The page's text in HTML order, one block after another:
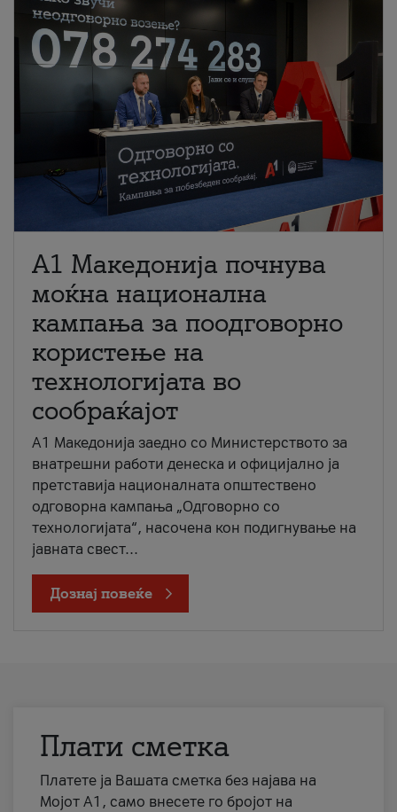
A1 Македонија почнува
моќна национална
кампања за поодговорно
користење на
технологијата во
сообраќајот
A1 Македонија заедно со Министерството за
внатрешни работи денеска и официјално ја
претставија националната општествено
одговорна кампања „Одговорно со
технологијата“, насочена кон подигнување на
јавната свест...
Дознај повеќе
Плати сметка
Платете ја Вашата сметка без најава на
Мојот А1, само внесете го бројот на